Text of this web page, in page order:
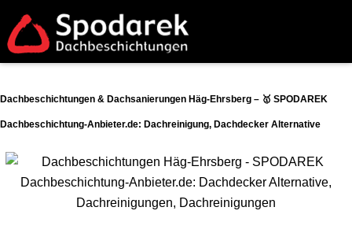
Dachbeschichtungen & Dachsanierungen Häg-Ehrsberg – 🥇 SPODAREK
Dachbeschichtung-Anbieter.de: Dachreinigung, Dachdecker Alternative